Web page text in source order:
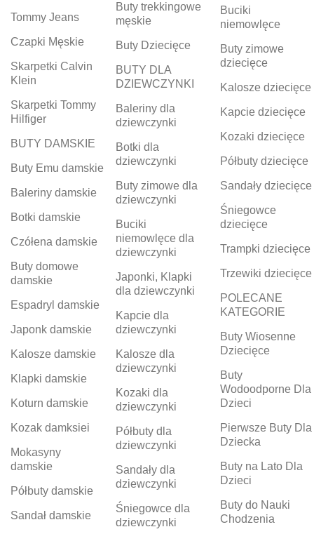
Tommy Jeans
Czapki Męskie
Skarpetki Calvin
Klein
Skarpetki Tommy
Hilfiger
BUTY DAMSKIE
Buty Emu damskie
Baleriny damskie
Botki damskie
Czółena damskie
Buty domowe
damskie
Espadryl damskie
Japonk damskie
Kalosze damskie
Klapki damskie
Koturn damskie
Kozak damksiei
Mokasyny
damskie
Półbuty damskie
Sandał damskie
Buty trekkingowe
męskie
Buty Dziecięce
BUTY DLA
DZIEWCZYNKI
Baleriny dla
dziewczynki
Botki dla
dziewczynki
Buty zimowe dla
dziewczynki
Buciki
niemowlęce dla
dziewczynki
Japonki, Klapki
dla dziewczynki
Kapcie dla
dziewczynki
Kalosze dla
dziewczynki
Kozaki dla
dziewczynki
Półbuty dla
dziewczynki
Sandały dla
dziewczynki
Śniegowce dla
dziewczynki
Buciki
niemowlęce
Buty zimowe
dziecięce
Kalosze dziecięce
Kapcie dziecięce
Kozaki dziecięce
Półbuty dziecięce
Sandały dziecięce
Śniegowce
dziecięce
Trampki dziecięce
Trzewiki dziecięce
POLECANE
KATEGORIE
Buty Wiosenne
Dziecięce
Buty
Wodoodporne Dla
Dzieci
Pierwsze Buty Dla
Dziecka
Buty na Lato Dla
Dzieci
Buty do Nauki
Chodzenia